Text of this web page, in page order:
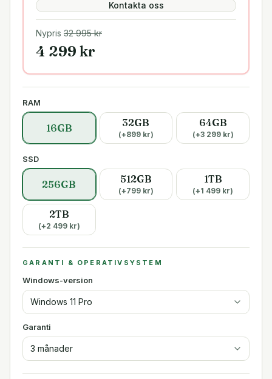
Kontakta oss
Nypris 32 995kr
4 299 kr
RAM
16GB 32GB
(+899kr)
64GB
(+3 299kr)
SSD
256GB 512GB
(+799kr)
1TB
(+1 499 kr)
2TB
(+2 499kr)
GARANTI & OPERATIVSYSTEM
Windows-version
Windows 11 Pro
Garanti
3 månader